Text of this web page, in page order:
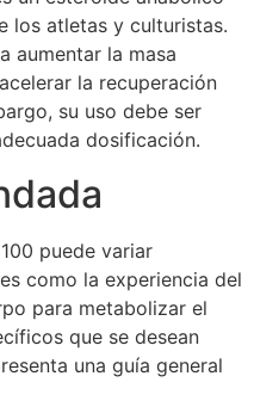
los atletas y culturistas.
aumentar la masa
la recuperación
su uso debe ser
dosificación.
puede variar
como la experiencia del
para metabolizar el
que se desean
una guía general